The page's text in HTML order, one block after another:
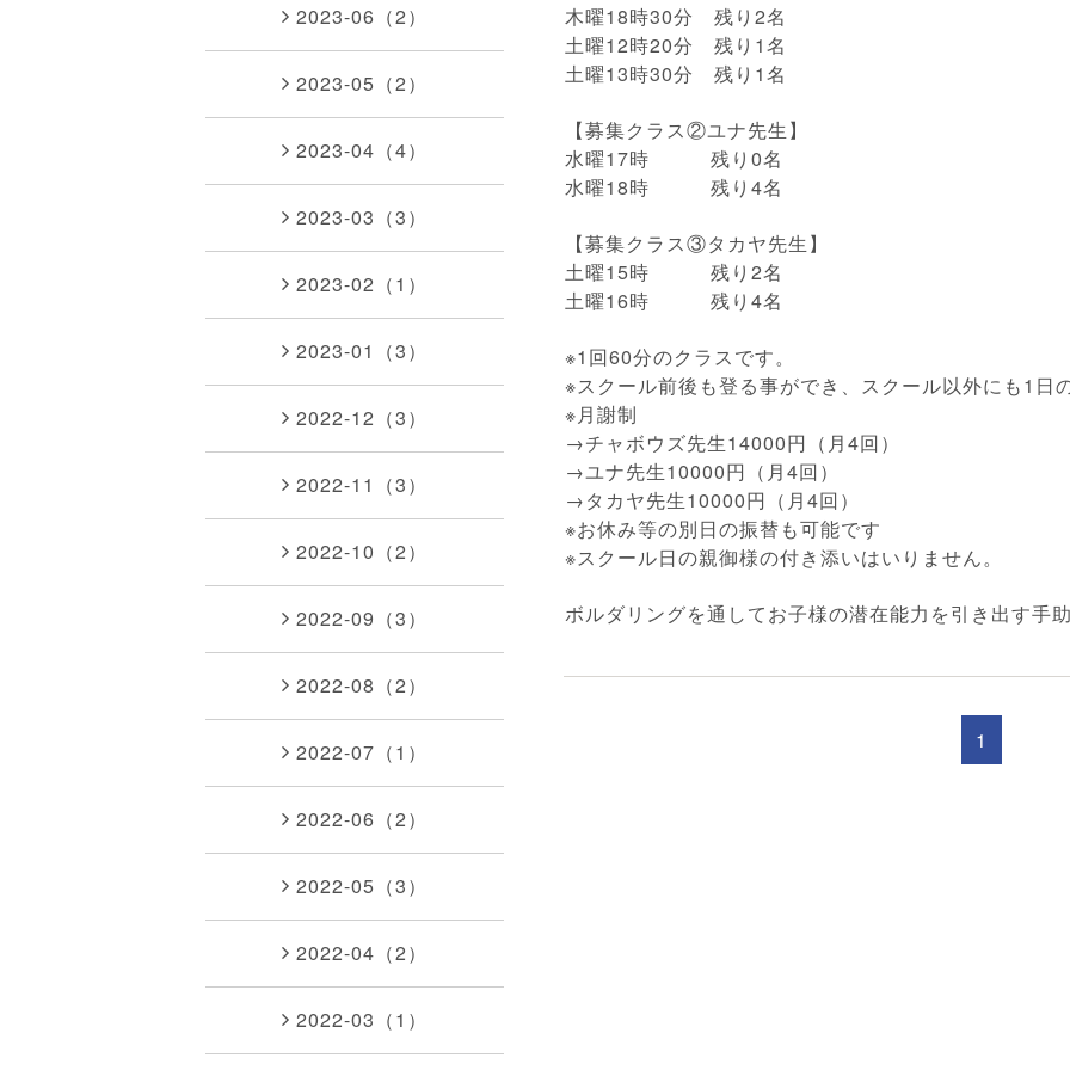
木曜18時30分 残り2名
土曜12時20分 残り1名
土曜13時30分 残り1名
【募集クラス②ユナ先生】
水曜17時 残り0名
水曜18時 残り4名
【募集クラス③タカヤ先生】
土曜15時 残り2名
土曜16時 残り4名
※1回60分のクラスです。
※スクール前後も登る事ができ、スクール以外にも1日
※月謝制
→チャボウズ先生14000円（月4回）
→ユナ先生10000円（月4回）
→タカヤ先生10000円（月4回）
※お休み等の別日の振替も可能です
※スクール日の親御様の付き添いはいりません。
ボルダリングを通してお子様の潜在能力を引き出す手
1
2023-06（2）
2023-05（2）
2023-04（4）
2023-03（3）
2023-02（1）
2023-01（3）
2022-12（3）
2022-11（3）
2022-10（2）
2022-09（3）
2022-08（2）
2022-07（1）
2022-06（2）
2022-05（3）
2022-04（2）
2022-03（1）